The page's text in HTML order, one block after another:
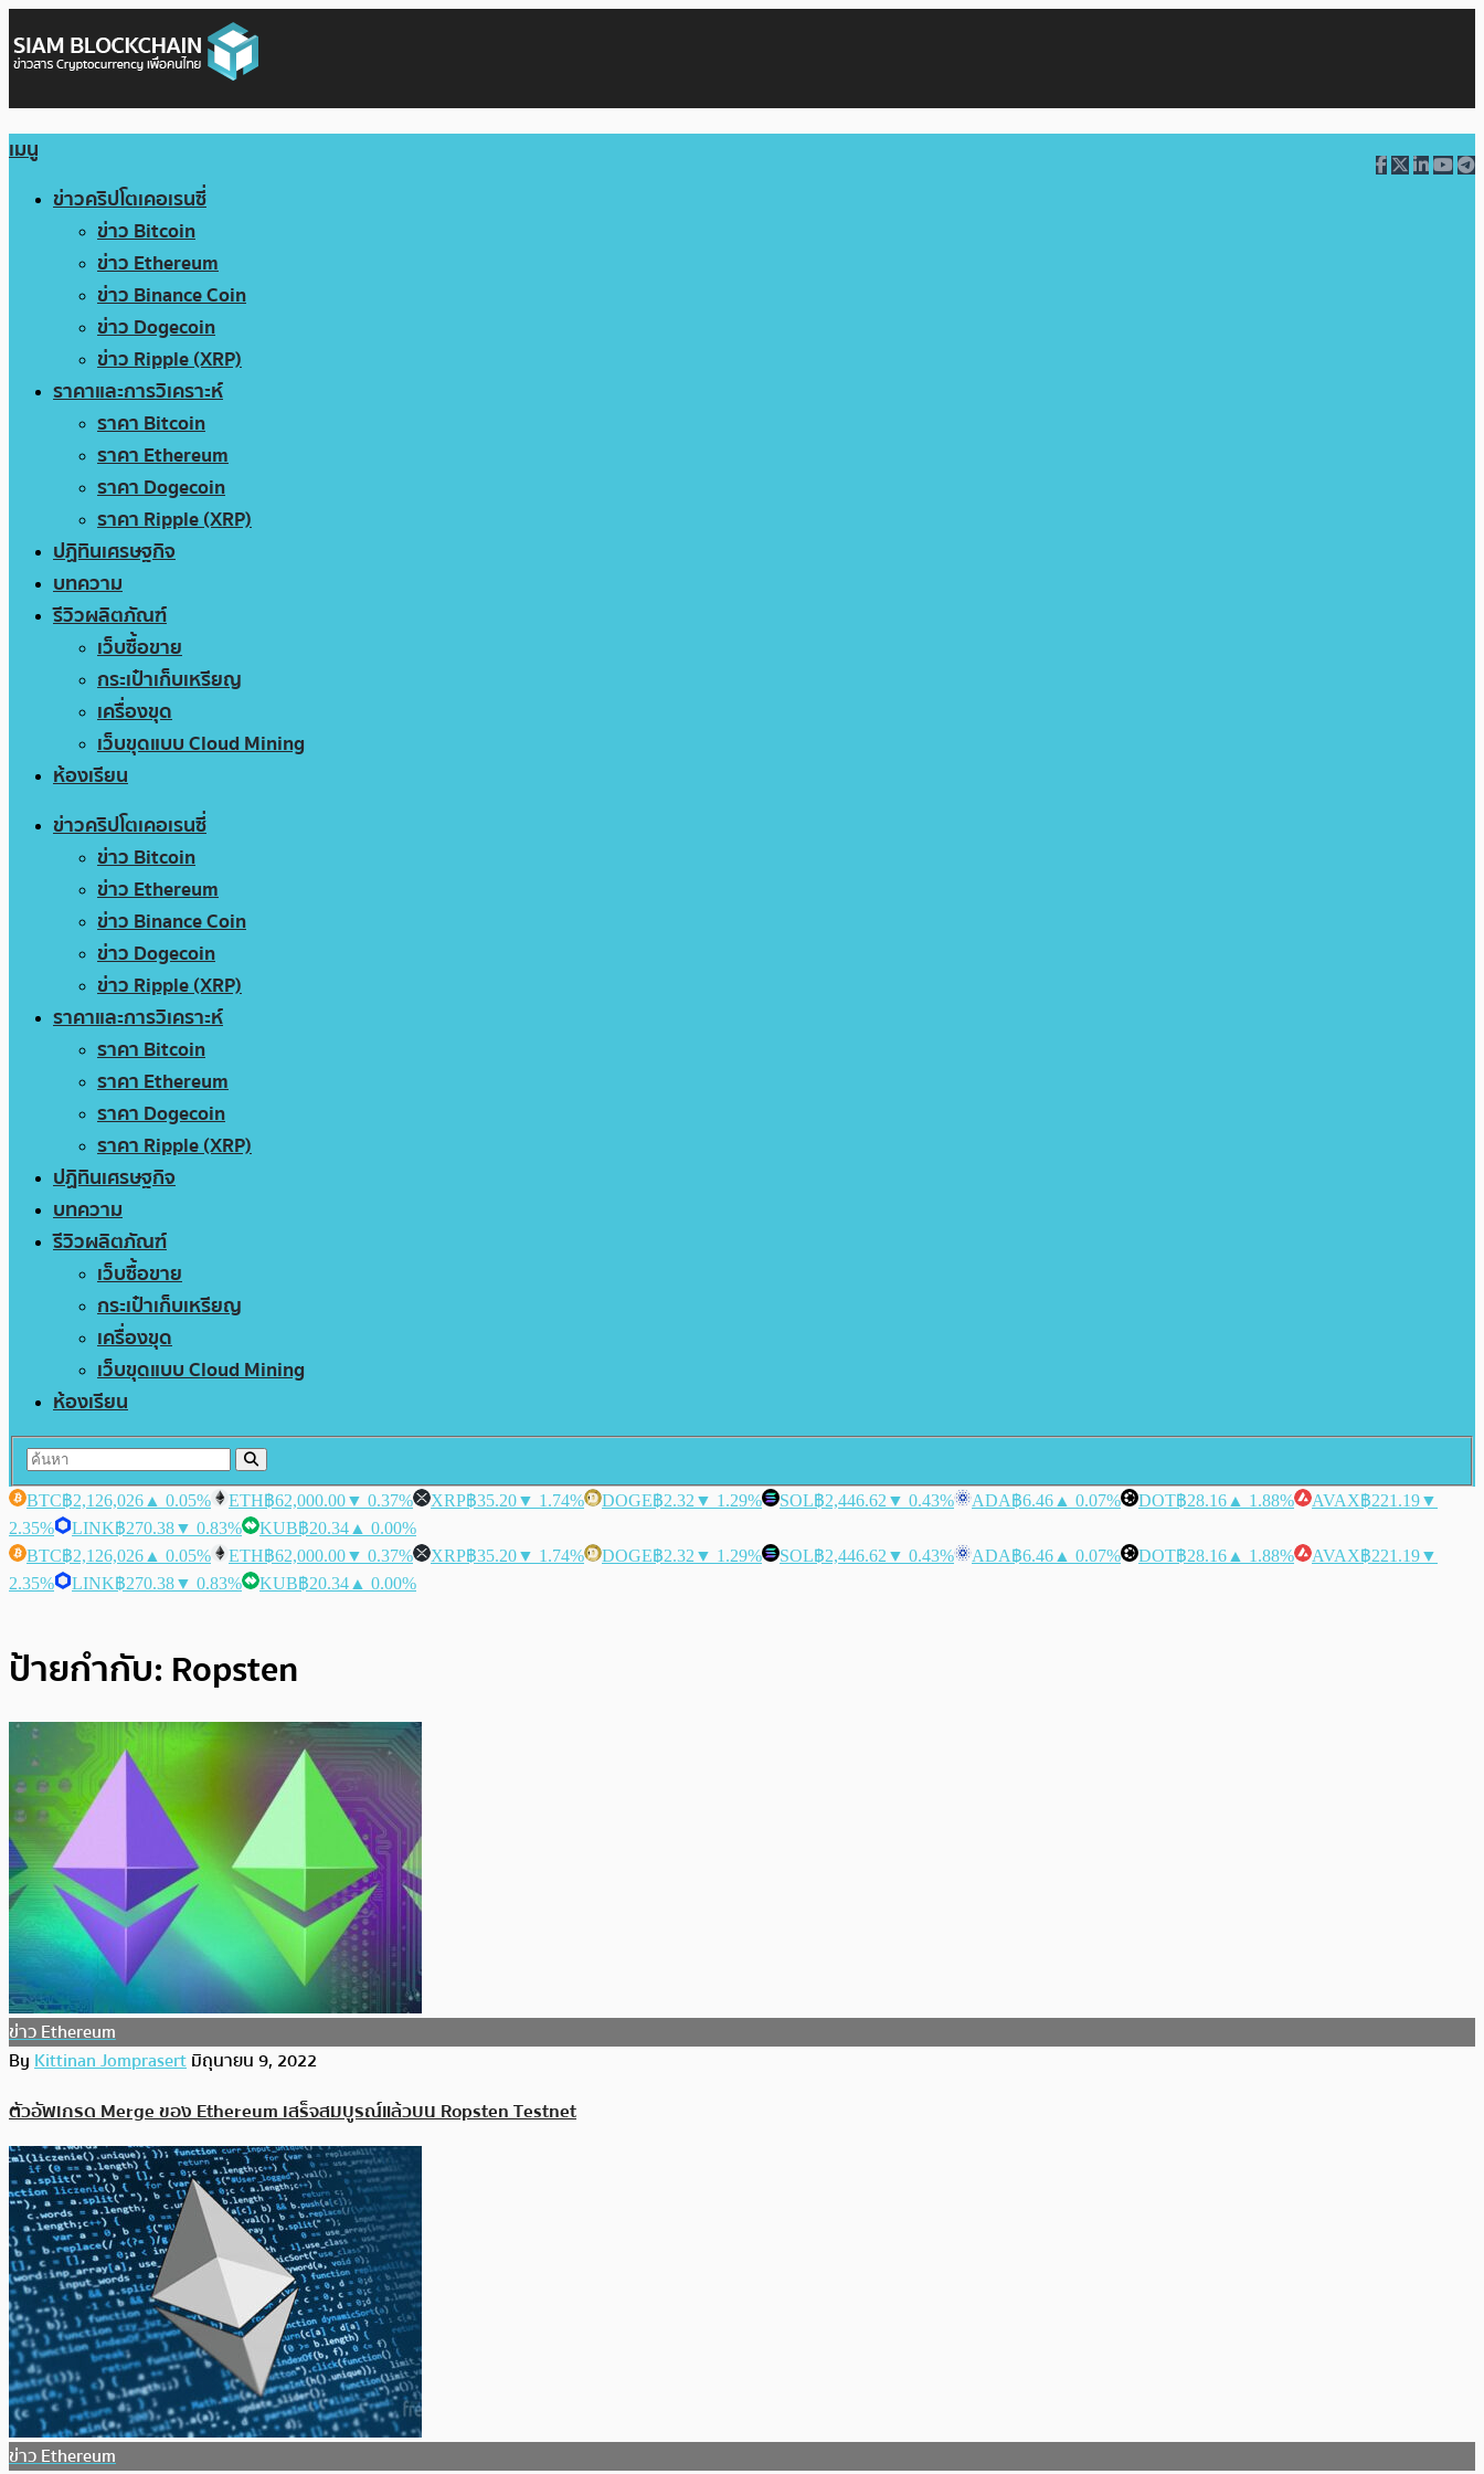
เมนู
ข่าวคริปโตเคอเรนซี่
ข่าว Bitcoin
ข่าว Ethereum
ข่าว Binance Coin
ข่าว Dogecoin
ข่าว Ripple (XRP)
ราคาและการวิเคราะห์
ราคา Bitcoin
ราคา Ethereum
ราคา Dogecoin
ราคา Ripple (XRP)
ปฏิทินเศรษฐกิจ
บทความ
รีวิวผลิตภัณฑ์
เว็บซื้อขาย
กระเป๋าเก็บเหรียญ
เครื่องขุด
เว็บขุดแบบ Cloud Mining
ห้องเรียน
ข่าวคริปโตเคอเรนซี่
ข่าว Bitcoin
ข่าว Ethereum
ข่าว Binance Coin
ข่าว Dogecoin
ข่าว Ripple (XRP)
ราคาและการวิเคราะห์
ราคา Bitcoin
ราคา Ethereum
ราคา Dogecoin
ราคา Ripple (XRP)
ปฏิทินเศรษฐกิจ
บทความ
รีวิวผลิตภัณฑ์
เว็บซื้อขาย
กระเป๋าเก็บเหรียญ
เครื่องขุด
เว็บขุดแบบ Cloud Mining
ห้องเรียน
BTC฿2,126,026 ▲ 0.05% ETH฿62,000.00▼ 0.37% XRP฿35.20▼ 1.74% DOGE฿2.32 ▼ 1.29% SOL฿2,446.62 ▼ 0.43% ADA฿6.46 ▲ 0.07% DOT฿28.16 ▲ 1.88% AVAX฿221.19▼
2.35%
LINK฿270.38▼ 0.83% KUB฿20.34 ▲ 0.00%
BTC฿2,126,026 ▲ 0.05% ETH฿62,000.00▼ 0.37% XRP฿35.20▼ 1.74% DOGE฿2.32 ▼ 1.29% SOL฿2,446.62 ▼ 0.43% ADA฿6.46 ▲ 0.07% DOT฿28.16 ▲ 1.88% AVAX฿221.19▼
2.35%
LINK฿270.38▼ 0.83% KUB฿20.34 ▲ 0.00%
ป้ายกำกับ: Ropsten
ข่าว Ethereum
ByKittinan Jomprasertมิถุนายน 9, 2022
ตัวอัพเกรด Merge ของ Ethereum เสร็จสมบูรณ์แล้วบน Ropsten Testnet
ข่าว Ethereum